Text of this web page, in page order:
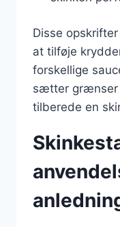
Disse
at tilføje
forskellige
sætter grænser
tilberede en